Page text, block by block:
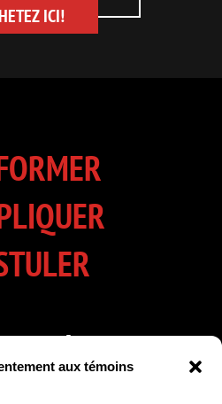
aux témoins
ICI!
À NOTRE